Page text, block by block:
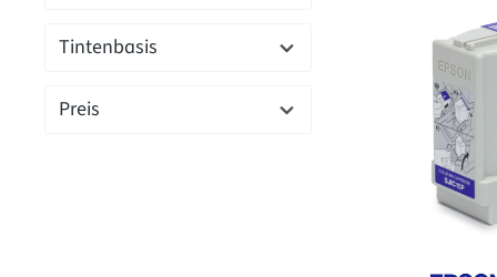
Tintenbasis
Preis